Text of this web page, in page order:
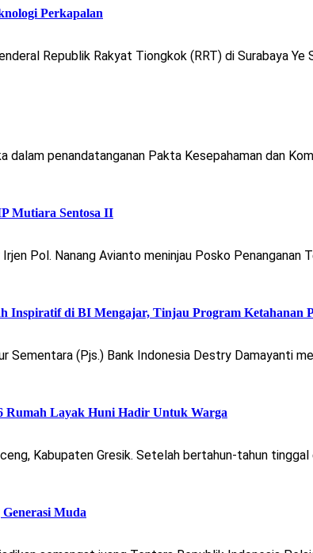
Perkapalan
Republik Rakyat Tiongkok (RRT) di Surabaya
penandatanganan Pakta Kesepahaman dan
Mutiara Sentosa II
Pol. Nanang Avianto meninjau Posko Penanganan
di BI Mengajar, Tinjau Program Ketahanan
(Pjs.) Bank Indonesia Destry Damayanti
Rumah Layak Huni Hadir Untuk Warga
Kabupaten Gresik. Setelah bertahun-tahun
Muda